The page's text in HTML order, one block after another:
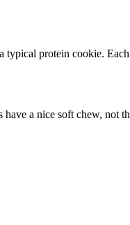
protein cookie.
a nice soft chew, not